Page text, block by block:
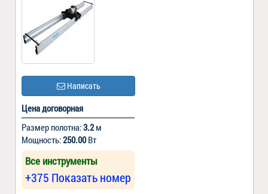
Написать
Цена договорная
Размер полотна:3.2м
Мощность:250.00Вт
Все инструменты
+375 Показать номер